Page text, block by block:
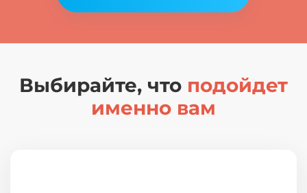
Выбирайте, что подойдет
именно вам